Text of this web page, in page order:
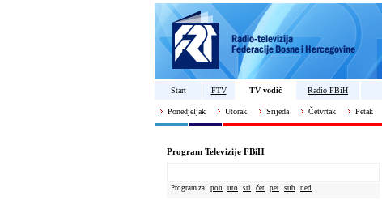
Start FTV TV vodič Radio FBiH
Ponedjeljak Utorak Srijeda Četvrtak Petak
Program Televizije FBiH
Program za: pon uto sri čet pet sub ned